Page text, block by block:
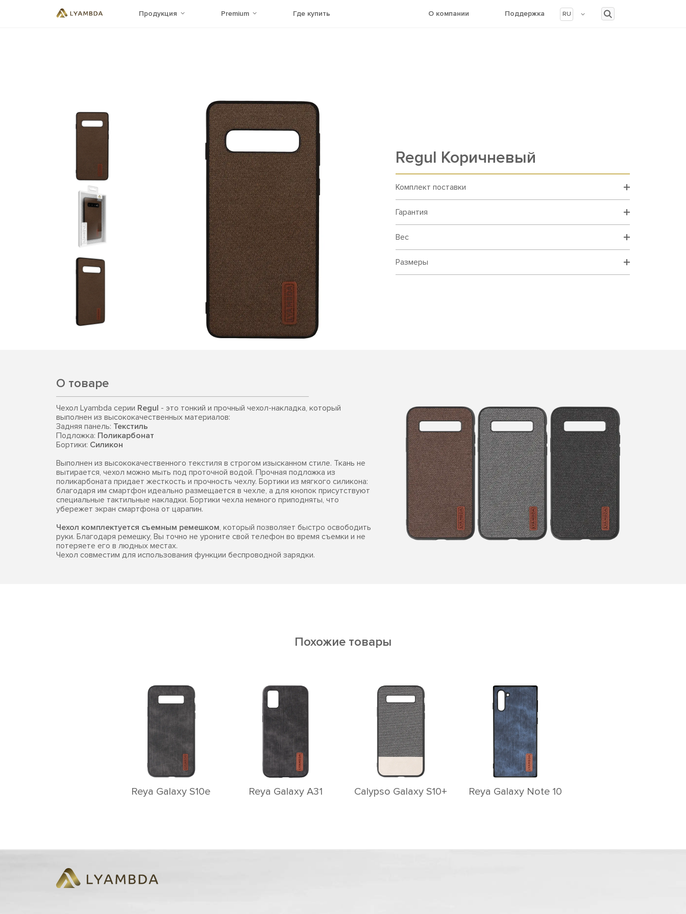
Продукция Premium Где купить О компании Поддержка RU
Rеgul Коричневый
Комплект поставки
Гарантия
Вес
Размеры
О товаре
Чехол Lyambda серии Regul - это тонкий и прочный чехол-накладка, который
выполнен из высококачественных материалов:
Задняя панель: Текстиль
Подложка: Поликарбонат
Бортики: Силикон
Выполнен из высококачественного текстиля в строгом изысканном стиле. Ткань не
вытирается, чехол можно мыть под проточной водой. Прочная подложка из
поликарбоната придает жесткость и прочность чехлу. Бортики из мягкого силикона:
благодаря им смартфон идеально размещается в чехле, а для кнопок присутствуют
специальные тактильные накладки. Бортики чехла немного приподняты, что
убережет экран смартфона от царапин.
Чехол комплектуется съемным ремешком, который позволяет быстро освободить
руки. Благодаря ремешку, Вы точно не уроните свой телефон во время съемки и не
потеряете его в людных местах.
Чехол совместим для использования функции беспроводной зарядки.
Похожие товары
Reya Galaxy S10e Reya Galaxy A31 Calypso Galaxy S10+ Reya Galaxy Note 10